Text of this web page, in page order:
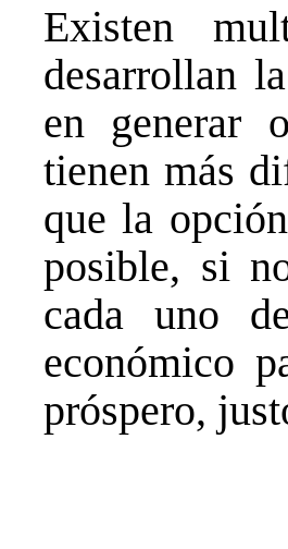
Existen
desarrollan
en generar
tienen más
que la
posible, si
cada uno
económico
próspero,